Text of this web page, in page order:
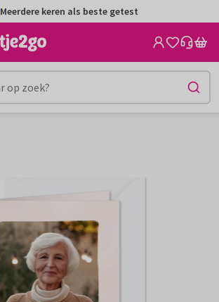
Meerdere keren als beste getest